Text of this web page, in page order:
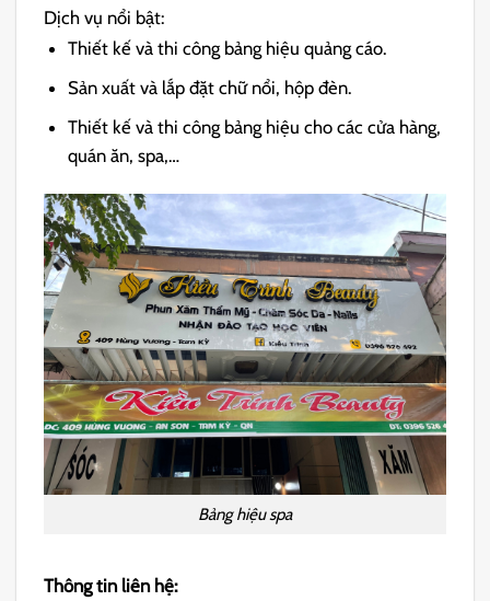
Dịch vụ nổi bật:
Thiết kế và thi công bảng hiệu quảng cáo.
Sản xuất và lắp đặt chữ nổi, hộp đèn.
Thiết kế và thi công bảng hiệu cho các cửa hàng,
quán ăn, spa,…
Bảng hiệu spa
Thông tin liên hệ: